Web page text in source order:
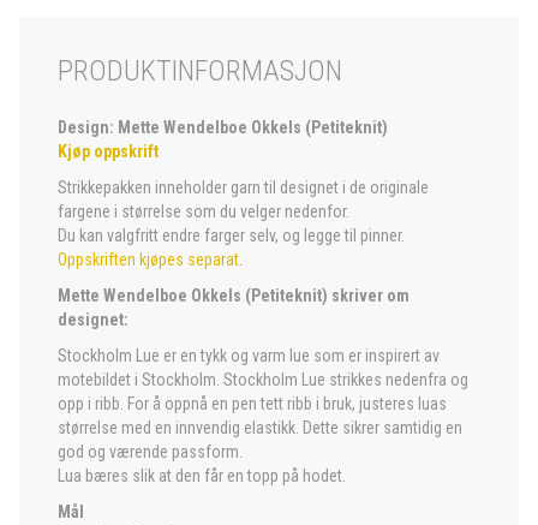
PRODUKTINFORMASJON
Design: Mette Wendelboe Okkels (Petiteknit)
Kjøp oppskrift
Strikkepakken inneholder garn til designet i de originale
fargene i størrelse som du velger nedenfor.
Du kan valgfritt endre farger selv, og legge til pinner.
Oppskriften kjøpes separat
Mette Wendelboe Okkels (Petiteknit) skriver om
designet:
Stockholm Lue er en tykk og varm lue som er inspirert av
motebildet i Stockholm. Stockholm Lue strikkes nedenfra og
opp i ribb. For å oppnå en pen tett ribb i bruk, justeres luas
størrelse med en innvendig elastikk. Dette sikrer samtidig en
god og værende passform.
Lua bæres slik at den får en topp på hodet.
Mål